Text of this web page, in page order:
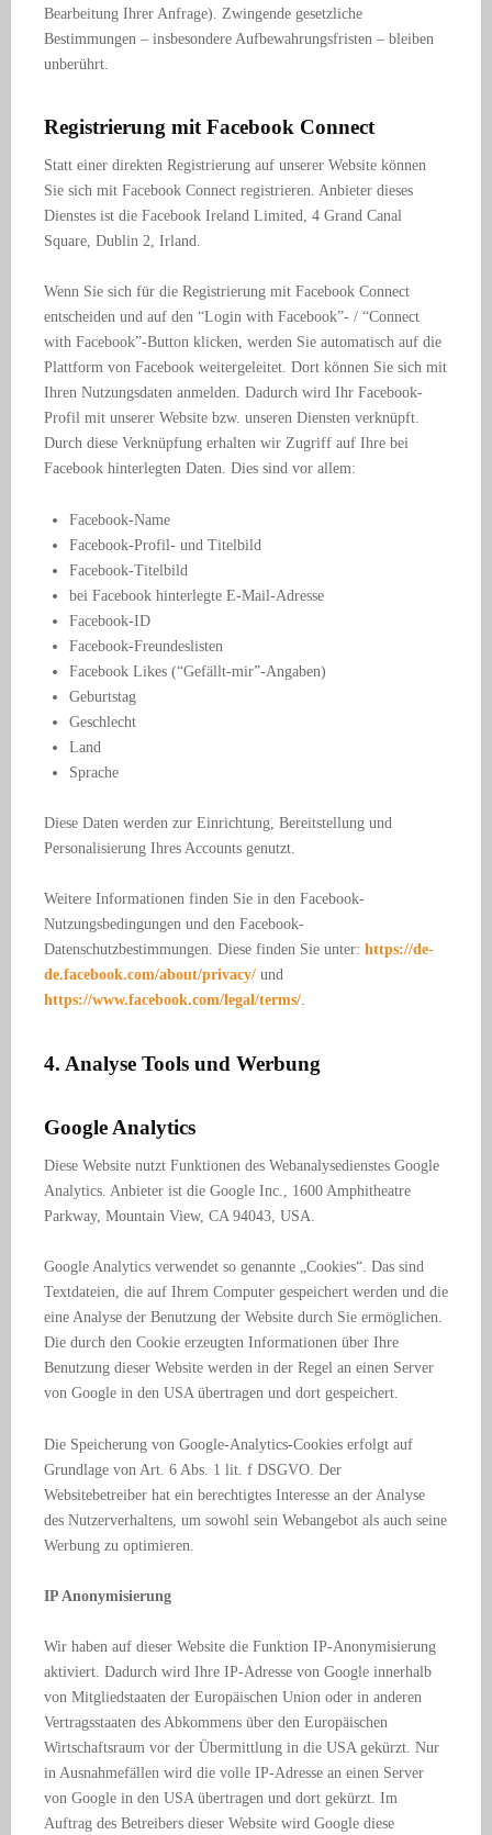
Bearbeitung Ihrer Anfrage). Zwingende gesetzliche
Bestimmungen – insbesondere Aufbewahrungsfristen – bleiben
unberührt.
Registrierung mit Facebook Connect
Statt einer direkten Registrierung auf unserer Website können
Sie sich mit Facebook Connect registrieren. Anbieter dieses
Dienstes ist die Facebook Ireland Limited, 4 Grand Canal
Square, Dublin 2, Irland.
Wenn Sie sich für die Registrierung mit Facebook Connect
entscheiden und auf den “Login with Facebook”- / “Connect
with Facebook”-Button klicken, werden Sie automatisch auf die
Plattform von Facebook weitergeleitet. Dort können Sie sich mit
Ihren Nutzungsdaten anmelden. Dadurch wird Ihr Facebook-
Profil mit unserer Website bzw. unseren Diensten verknüpft.
Durch diese Verknüpfung erhalten wir Zugriff auf Ihre bei
Facebook hinterlegten Daten. Dies sind vor allem:
Facebook-Name
Facebook-Profil- und Titelbild
Facebook-Titelbild
bei Facebook hinterlegte E-Mail-Adresse
Facebook-ID
Facebook-Freundeslisten
Facebook Likes (“Gefällt-mir”-Angaben)
Geburtstag
Geschlecht
Land
Sprache
Diese Daten werden zur Einrichtung, Bereitstellung und
Personalisierung Ihres Accounts genutzt.
Weitere Informationen finden Sie in den Facebook-
Nutzungsbedingungen und den Facebook-
Datenschutzbestimmungen. Diese finden Sie unter: https://de-
de.facebook.com/about/privacy/ und
https://www.facebook.com/legal/terms/.
4. Analyse Tools und Werbung
Google Analytics
Diese Website nutzt Funktionen des Webanalysedienstes Google
Analytics. Anbieter ist die Google Inc., 1600 Amphitheatre
Parkway, Mountain View, CA 94043, USA.
Google Analytics verwendet so genannte „Cookies“. Das sind
Textdateien, die auf Ihrem Computer gespeichert werden und die
eine Analyse der Benutzung der Website durch Sie ermöglichen.
Die durch den Cookie erzeugten Informationen über Ihre
Benutzung dieser Website werden in der Regel an einen Server
von Google in den USA übertragen und dort gespeichert.
Die Speicherung von Google-Analytics-Cookies erfolgt auf
Grundlage von Art. 6 Abs. 1 lit. f DSGVO. Der
Websitebetreiber hat ein berechtigtes Interesse an der Analyse
des Nutzerverhaltens, um sowohl sein Webangebot als auch seine
Werbung zu optimieren.
IP Anonymisierung
Wir haben auf dieser Website die Funktion IP-Anonymisierung
aktiviert. Dadurch wird Ihre IP-Adresse von Google innerhalb
von Mitgliedstaaten der Europäischen Union oder in anderen
Vertragsstaaten des Abkommens über den Europäischen
Wirtschaftsraum vor der Übermittlung in die USA gekürzt. Nur
in Ausnahmefällen wird die volle IP-Adresse an einen Server
von Google in den USA übertragen und dort gekürzt. Im
Auftrag des Betreibers dieser Website wird Google diese